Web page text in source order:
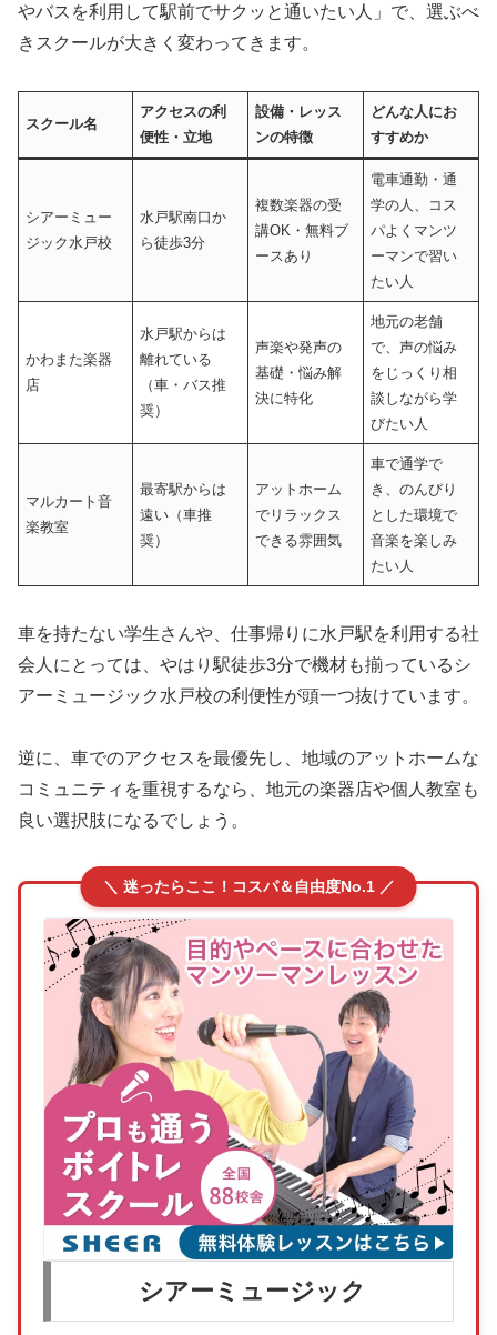
やバスを利用して駅前でサクッと通いたい人」で、選ぶべ
きスクールが大きく変わってきます。
スクール名
アクセスの利
便性・立地
設備・レッス
ンの特徴
どんな人にお
すすめか
シアーミュー
ジック水戸校
水戸駅南口か
ら徒歩3分
複数楽器の受
講OK・無料ブ
ースあり
電車通勤・通
学の人、コス
パよくマンツ
ーマンで習い
たい人
かわまた楽器
店
水戸駅からは
離れている
（車・バス推
奨）
声楽や発声の
基礎・悩み解
決に特化
地元の老舗
で、声の悩み
をじっくり相
談しながら学
びたい人
マルカート音
楽教室
最寄駅からは
遠い（車推
奨）
アットホーム
でリラックス
できる雰囲気
車で通学で
き、のんびり
とした環境で
音楽を楽しみ
たい人
車を持たない学生さんや、仕事帰りに水戸駅を利用する社
会人にとっては、やはり駅徒歩3分で機材も揃っているシ
アーミュージック水戸校の利便性が頭一つ抜けています。
逆に、車でのアクセスを最優先し、地域のアットホームな
コミュニティを重視するなら、地元の楽器店や個人教室も
良い選択肢になるでしょう。
＼ 迷ったらここ！コスパ＆自由度No.1 ／
シアーミュージック